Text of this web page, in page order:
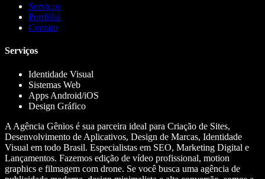
Serviços
Portfólio
Contato
Serviços
Identidade Visual
Sistemas Web
Apps Android/iOS
Design Gráfico
A Agência Gênios é sua parceira ideal para Criação de Sites,
Desenvolvimento de Aplicativos, Design de Marcas, Identidade
Visual em todo Brasil. Especialistas em SEO, Marketing Digital e
Lançamentos. Fazemos edição de vídeo profissional, motion
graphics e filmagem com drone. Se você busca uma agência de